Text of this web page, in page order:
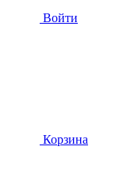
Войти
Корзина